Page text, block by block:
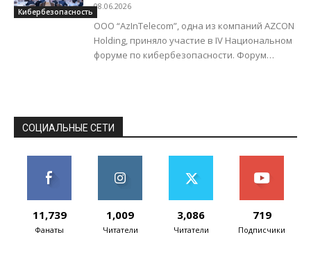
Кибербезопасность
08.06.2026
ООО “AzInTelecom”, одна из компаний AZCON
Holding, приняло участие в IV Национальном
форуме по кибербезопасности. Форум
СОЦИАЛЬНЫЕ СЕТИ
11,739
Фанаты
1,009
Читатели
3,086
Читатели
719
Подписчики